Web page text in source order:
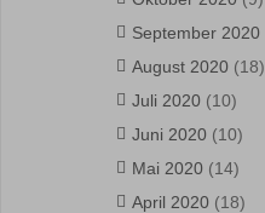
September 2020
August 2020 (18)
Juli 2020 (10)
Juni 2020 (10)
Mai 2020 (14)
April 2020 (18)